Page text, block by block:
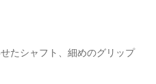
たシャフト、細めのグリップ